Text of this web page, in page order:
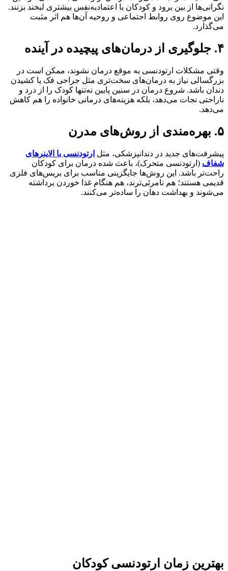
نگرانی‌ها از بین برود و کودکان با اعتمادبه‌نفس بیشتری لبخند بزنند.
این موضوع روی روابط اجتماعی و روحیه آن‌ها هم اثر مثبت
می‌گذارد.
۴. جلوگیری از درمان‌های پیچیده در آینده
وقتی مشکلات ارتودنسی به موقع درمان نشوند، ممکن است در
بزرگسالی نیاز به درمان‌های سخت‌تری مثل جراحی فک یا کشیدن
دندان باشد. شروع درمان در سنین پایین نه‌تنها کودک را از درد و
ناراحتی نجات می‌دهد، بلکه هزینه‌های درمانی خانواده را هم کاهش
می‌دهد.
۵. بهره‌مندی از روش‌های مدرن
پیشرفت‌های جدید در دندانپزشکی، مثل ارتودنسی با الاینرهای
شفاف (ارتودنسی متحرک)، باعث شده درمان برای کودکان
راحت‌تر باشد. این روش‌ها جایگزینی مناسب برای بریس‌های فلزی
قدیمی هستند؛ هم نامرئی‌ترند، هم هنگام غذا خوردن برداشته
می‌شوند و بهداشت دهان را ساده‌تر می‌کنند.
بهترین زمان ارتودنسی کودکان